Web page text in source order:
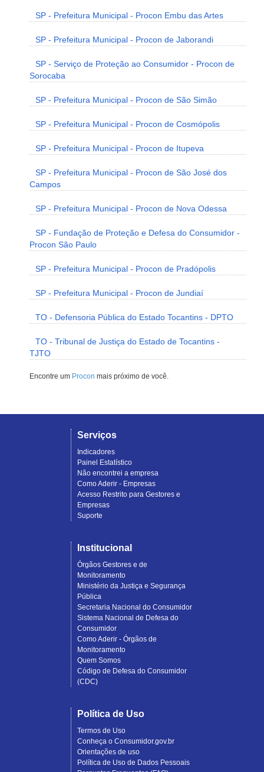
SP - Prefeitura Municipal - Procon Embu das Artes
SP - Prefeitura Municipal - Procon de Jaborandi
SP - Serviço de Proteção ao Consumidor - Procon de
Sorocaba
SP - Prefeitura Municipal - Procon de São Simão
SP - Prefeitura Municipal - Procon de Cosmópolis
SP - Prefeitura Municipal - Procon de Itupeva
SP - Prefeitura Municipal - Procon de São José dos
Campos
SP - Prefeitura Municipal - Procon de Nova Odessa
SP - Fundação de Proteção e Defesa do Consumidor -
Procon São Paulo
SP - Prefeitura Municipal - Procon de Pradópolis
SP - Prefeitura Municipal - Procon de Jundiaí
TO - Defensoria Pública do Estado Tocantins - DPTO
TO - Tribunal de Justiça do Estado de Tocantins -
TJTO
Encontre um Procon mais próximo de você.
Serviços
Indicadores
Painel Estatístico
Não encontrei a empresa
Como Aderir - Empresas
Acesso Restrito para Gestores e
Empresas
Suporte
Institucional
Órgãos Gestores e de
Monitoramento
Ministério da Justiça e Segurança
Pública
Secretaria Nacional do Consumidor
Sistema Nacional de Defesa do
Consumidor
Como Aderir - Órgãos de
Monitoramento
Quem Somos
Código de Defesa do Consumidor
(CDC)
Política de Uso
Termos de Uso
Conheça o Consumidor.gov.br
Orientações de uso
Política de Uso de Dados Pessoais